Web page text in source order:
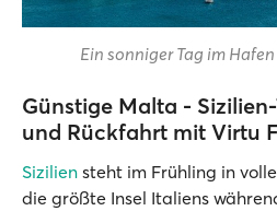
Ein sonniger Tag im
Günstige Malta -
und Rückfahrt mit Virtu
Sizilien steht im Frühling in
die größte Insel Italiens